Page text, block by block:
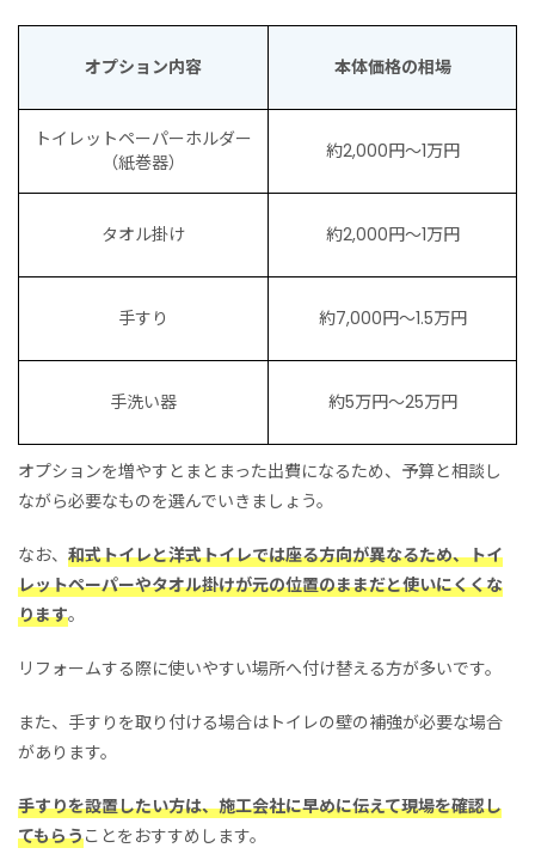
オプション内容 本体価格の相場
トイレットペーパーホルダー
（紙巻器）
約2,000円〜1万円
タオル掛け 約2,000円〜1万円
手すり 約7,000円〜1.5万円
手洗い器 約5万円〜25万円
オプションを増やすとまとまった出費になるため、予算と相談し
ながら必要なものを選んでいきましょう。
なお、 和式トイレと洋式トイレでは座る方向が異なるため、トイ
レットペーパーやタオル掛けが元の位置のままだと使いにくくな
ります。
リフォームする際に使いやすい場所へ付け替える方が多いです。
また、手すりを取り付ける場合はトイレの壁の補強が必要な場合
があります。
手すりを設置したい方は、施工会社に早めに伝えて現場を確認し
てもらうことをおすすめします。